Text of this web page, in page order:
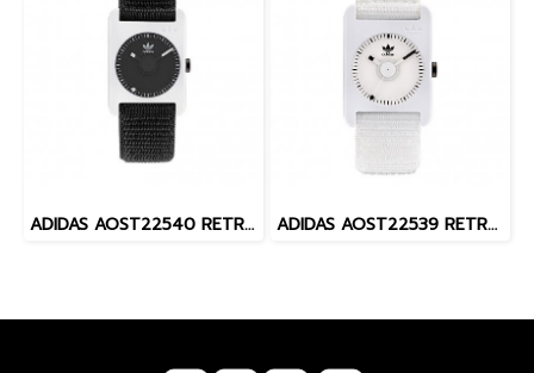
ADIDAS AOST22540 RETRO POP ONE นาฬิกาข้อมือผู้หญิง ADIDAS AOST22539 RETRO POP ONE นาฬิกาข้อมือผู้หญิง